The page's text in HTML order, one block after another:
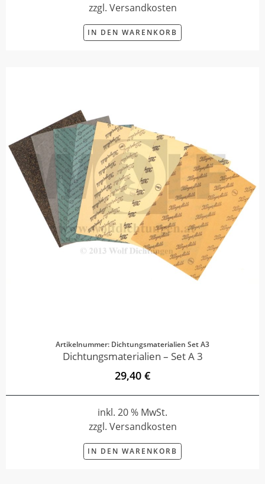
zzgl. Versandkosten
IN DEN WARENKORB
Artikelnummer: Dichtungsmaterialien Set A3
Dichtungsmaterialien – Set A 3
29,40 €
inkl. 20 % MwSt.
zzgl. Versandkosten
IN DEN WARENKORB